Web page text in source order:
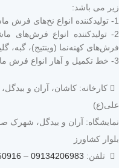
زیر می باشد:
1- تولیدکننده انواع نخ‌های فرش ماشینی آکریلیک / مودال / پلی استر
فرش‌های کهنه‌نما (وینتیج)، گبه،
3- خط تکمیل و آهار انواع فرش ماشینی
کارخانه: کاشان، آران و
علی(ع)
نمایشگاه: آران و بیدگل، شهرک
بلوار کشاورز
تلفن: 09134206983
–
031